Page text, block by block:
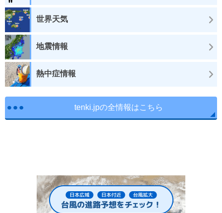
世界天気
地震情報
熱中症情報
tenki.jpの全情報はこちら